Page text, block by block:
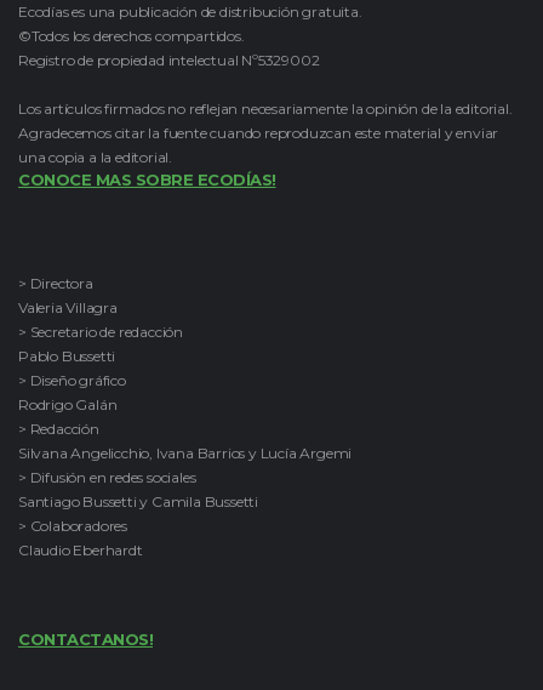
Ecodías es una publicación de distribución gratuita.
©Todos los derechos compartidos.
Registro de propiedad intelectual Nº5329002
Los artículos firmados no reflejan necesariamente la opinión de la editorial.
Agradecemos citar la fuente cuando reproduzcan este material y enviar
una copia a la editorial.
CONOCE MAS SOBRE ECODÍAS!
> Directora
Valeria Villagra
> Secretario de redacción
Pablo Bussetti
> Diseño gráfico
Rodrigo Galán
> Redacción
Silvana Angelicchio, Ivana Barrios y Lucía Argemi
> Difusión en redes sociales
Santiago Bussetti y Camila Bussetti
> Colaboradores
Claudio Eberhardt
CONTACTANOS!